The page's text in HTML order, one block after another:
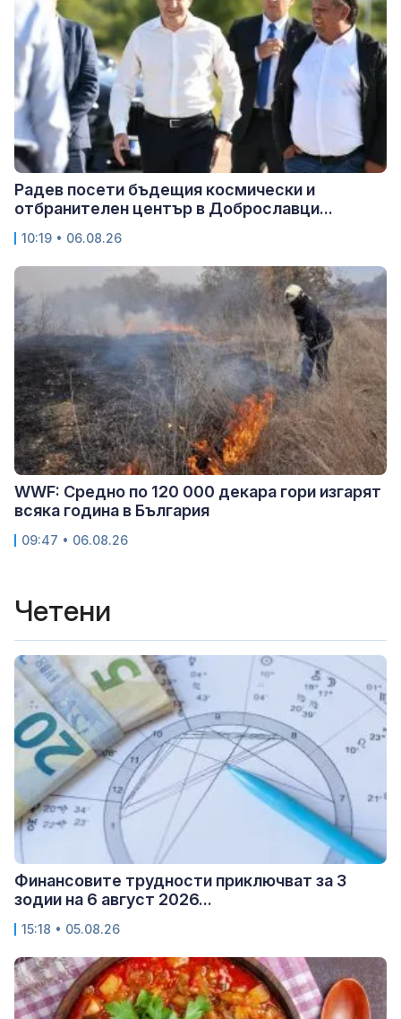
Радев посети бъдещия космически и
отбранителен център в Доброславци...
10:19 • 06.08.26
WWF: Средно по 120 000 декара гори изгарят
всяка година в България
09:47 • 06.08.26
Четени
Финансовите трудности приключват за 3
зодии на 6 август 2026...
15:18 • 05.08.26